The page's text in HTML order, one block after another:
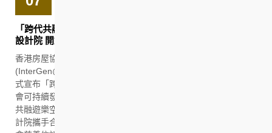
「跨代共融在房協」正式啟動 暨房協夥理大賽馬會社會創新
設計院 開創「跨代共融」新篇章
香港房屋協會(房協)今日(2月7日)舉行「跨代共融在房協」
(InterGen@HS)啟動禮暨乙明邨跨代共融遊樂空間開幕典禮，正
式宣布「跨代共融」理念將貫穿房協的主要業務發展，為促進社
會可持續發展揭開新一頁。率先登場的全港首個專門設計的跨代
共融遊樂空間，由房協與香港理工大學(理大)賽馬會社會創新設
計院攜手合作創造。理大賽馬會社會創新設計院早前獲香港賽馬